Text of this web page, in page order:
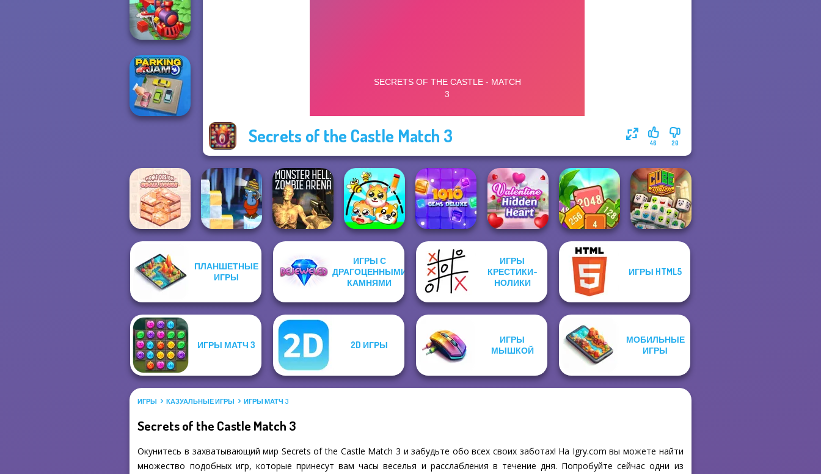
Secrets of the Castle Match 3 20
46
Beaver Weaver
Train Miner
Parking Jam
Home Design:
Small House
Gold Strike Icy
Cave
Monster Hell:
Zombie Arena
Protect My Dog 3
10X10 Gems
Deluxe
Valentine Hidden
Heart
Tropical Cubes
2048
ПЛАНШЕТНЫЕ
ИГРЫ
ИГРЫ С
ДРАГОЦЕННЫМИ
КАМНЯМИ
ИГРЫ
КРЕСТИКИ-
НОЛИКИ
ИГРЫ HTML5
ИГРЫ МАТЧ 3 2D ИГРЫ
ИГРЫ
МЫШКОЙ
МОБИЛЬНЫЕ
ИГРЫ
ИГРЫ КАЗУАЛЬНЫЕ ИГРЫ ИГРЫ МАТЧ 3
Secrets of the Castle Match 3
Окунитесь в захватывающий мир Secrets of the Castle Match 3 и забудьте обо всех своих заботах! На Igry.com вы можете найти
множество подобных игр, которые принесут вам часы веселья и расслабления в течение дня. Попробуйте сейчас одни из